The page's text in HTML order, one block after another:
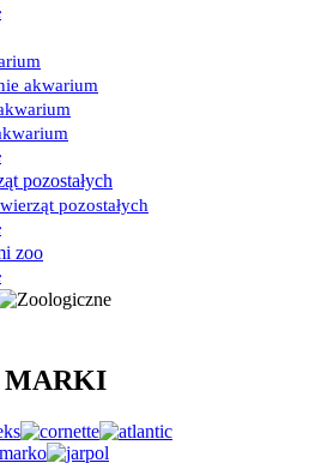
akwarium
pozostałych
pozostałych
zoo
MARKI